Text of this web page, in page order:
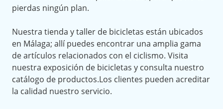
pierdas ningún plan.
Nuestra tienda y taller de bicicletas están ubicados
en Málaga; allí puedes encontrar una amplia gama
de artículos relacionados con el ciclismo. Visita
nuestra exposición de bicicletas y consulta nuestro
catálogo de productos.Los clientes pueden acreditar
la calidad nuestro servicio.